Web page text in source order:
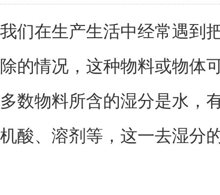
我们在生产生活中经常遇到
除的情况，这种物料或物体
多数物料所含的湿分是水，
机酸、溶剂等，这一去湿分